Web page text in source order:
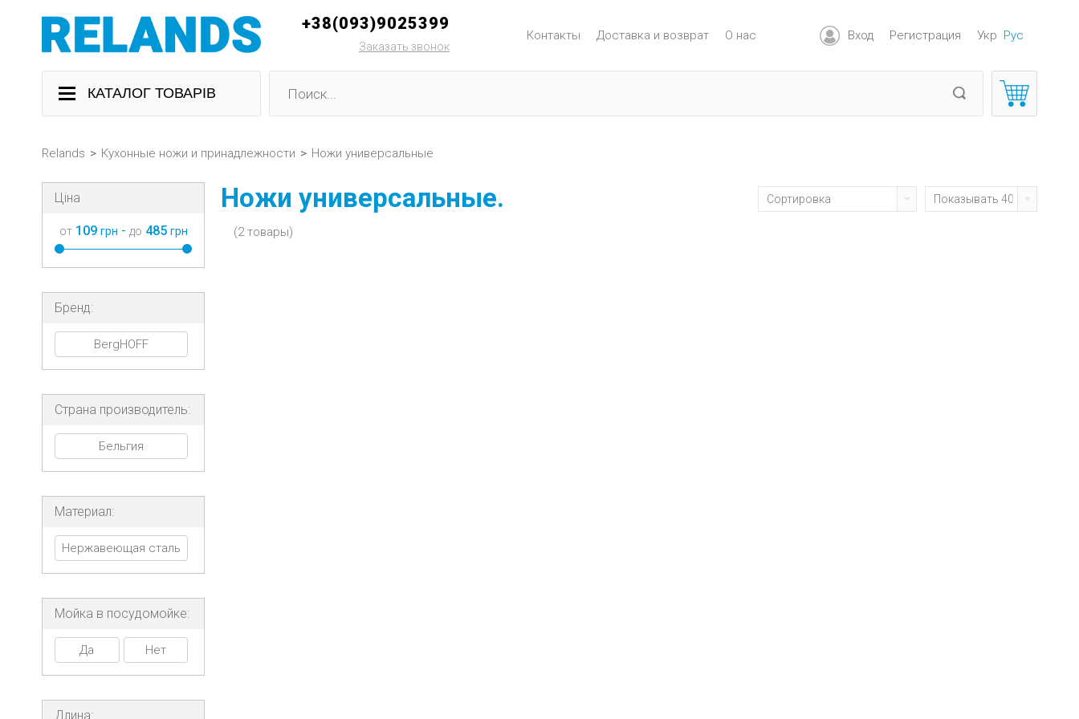
КАТАЛОГ ТОВАРІВ
+38(093)9025399
Заказать звонок
Контакты Доставка и возврат О нас Вход Регистрация Укр Рус
Relands > Кухонные ножи и принадлежности > Ножи универсальные
Ціна
от 109 грн - до 485 грн
Бренд:
BergHOFF
Страна производитель:
Бельгия
Материал:
Нержавеющая сталь
Мойка в посудомойке:
Да Нет
Длина:
Ножи универсальные.
(2 товары)
Показывать 40
Сортировка